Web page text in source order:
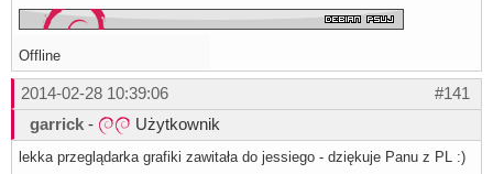
Offline
#141
2014-02-28 10:39:06
garrick - Użytkownik
lekka przeglądarka grafiki zawitała do jessiego - dziękuje Panu z PL :)